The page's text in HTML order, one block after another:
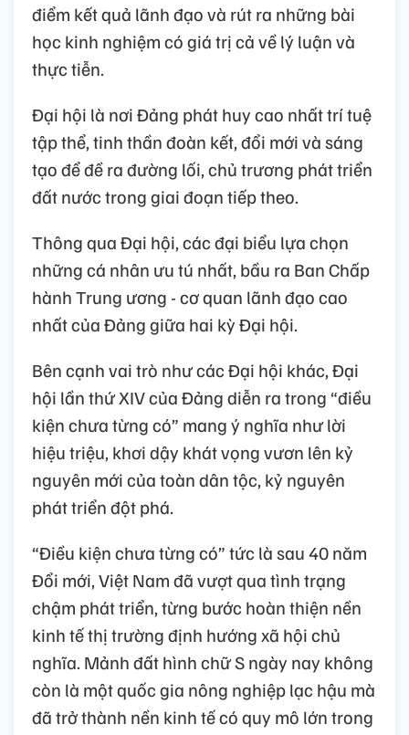
điểm kết quả lãnh đạo và rút ra những bài
học kinh nghiệm có giá trị cả về lý luận và
thực tiễn.
Đại hội là nơi Đảng phát huy cao nhất trí tuệ
tập thể, tinh thần đoàn kết, đổi mới và sáng
tạo để đề ra đường lối, chủ trương phát triển
đất nước trong giai đoạn tiếp theo.
Thông qua Đại hội, các đại biểu lựa chọn
những cá nhân ưu tú nhất, bầu ra Ban Chấp
hành Trung ương - cơ quan lãnh đạo cao
nhất của Đảng giữa hai kỳ Đại hội.
Bên cạnh vai trò như các Đại hội khác, Đại
hội lần thứ XIV của Đảng diễn ra trong “điều
kiện chưa từng có” mang ý nghĩa như lời
hiệu triệu, khơi dậy khát vọng vươn lên kỷ
nguyên mới của toàn dân tộc, kỷ nguyên
phát triển đột phá.
“Điều kiện chưa từng có” tức là sau 40 năm
Đổi mới, Việt Nam đã vượt qua tình trạng
chậm phát triển, từng bước hoàn thiện nền
kinh tế thị trường định hướng xã hội chủ
nghĩa. Mảnh đất hình chữ S ngày nay không
còn là một quốc gia nông nghiệp lạc hậu mà
đã trở thành nền kinh tế có quy mô lớn trong